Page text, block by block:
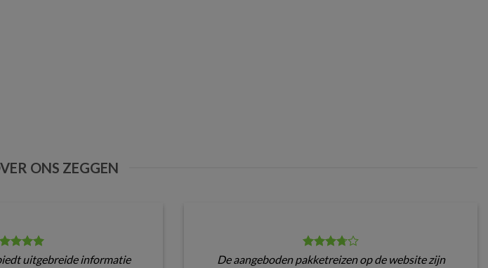
ONS ZEGGEN
uitgebreide informatie De aangeboden pakketreizen op de website zijn